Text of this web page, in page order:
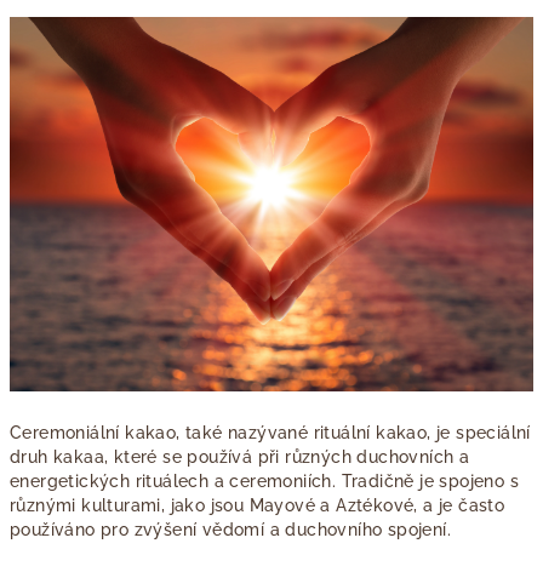
Ceremoniální kakao, také nazývané rituální kakao, je speciální
druh kakaa, které se používá při různých duchovních a
energetických rituálech a ceremoniích. Tradičně je spojeno s
různými kulturami, jako jsou Mayové a Aztékové, a je často
používáno pro zvýšení vědomí a duchovního spojení.